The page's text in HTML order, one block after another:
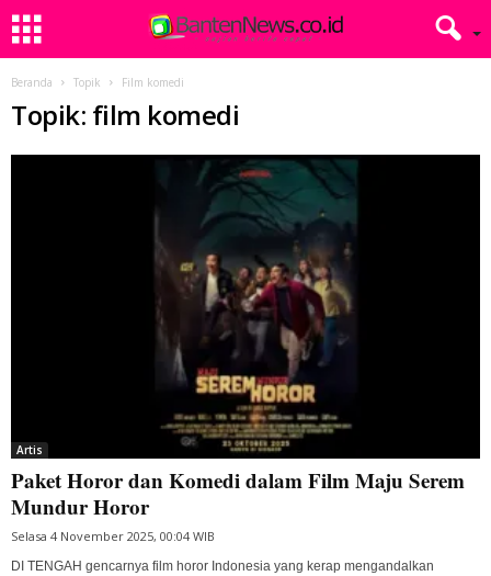
Beranda Topik Film komedi
Topik: film komedi
Artis
Paket Horor dan Komedi dalam Film Maju Serem
Mundur Horor
Selasa 4 November 2025, 00:04 WIB
DI TENGAH gencarnya film horor Indonesia yang kerap mengandalkan